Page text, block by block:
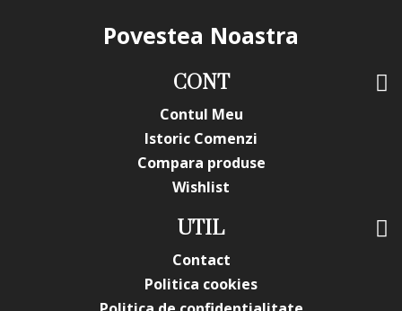
Povestea Noastra
CONT
Contul Meu
Istoric Comenzi
Compara produse
Wishlist
UTIL
Contact
Politica cookies